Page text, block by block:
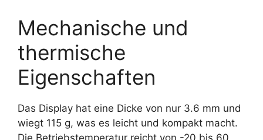
Mechanische und
thermische
Eigenschaften
Das Display hat eine Dicke von nur 3.6 mm und
wiegt 115 g, was es leicht und kompakt macht.
Die Betriebstemperatur reicht von -20 bis 60